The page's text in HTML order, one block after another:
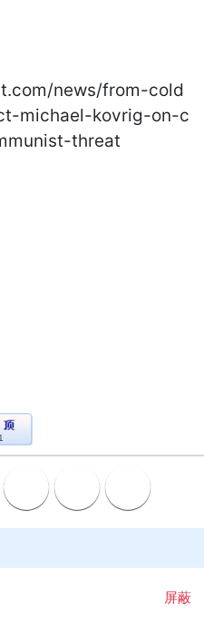
news/from-cold
michael-kovrig-on-c
threat
屏蔽